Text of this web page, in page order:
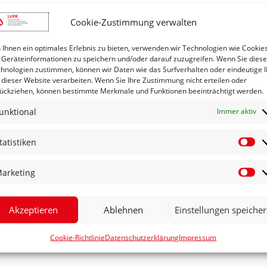
Cookie-Zustimmung verwalten
Ihnen ein optimales Erlebnis zu bieten, verwenden wir Technologien wie
Geräteinformationen zu speichern und/oder darauf zuzugreifen. Wenn Sie
zustimmen, können wir Daten wie das Surfverhalten oder eindeutige
Website verarbeiten. Wenn Sie Ihre Zustimmung nicht erteilen oder
können bestimmte Merkmale und Funktionen beeinträchtigt werden.
Immer aktiv
Akzeptieren Ablehnen Einstellungen
Cookie-RichtlinieDatenschutzerklärungImpressum